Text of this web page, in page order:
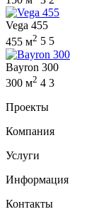
Vega 455
455 м2 5 5
Bayron 300
300 м2 4 3
Проекты
Компания
Услуги
Информация
Контакты